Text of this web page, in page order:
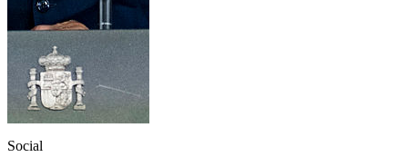
Social